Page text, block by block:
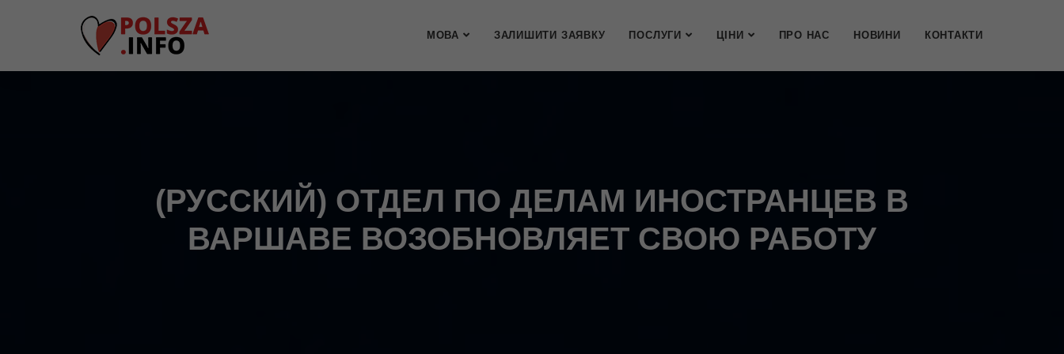
МОВА ЗАЛИШИТИ ЗАЯВКУ ПОСЛУГИ ЦІНИ ПРО НАС НОВИНИ КОНТАКТИ
(РУССКИЙ) ОТДЕЛ ПО ДЕЛАМ ИНОСТРАНЦЕВ В
ВАРШАВЕ ВОЗОБНОВЛЯЕТ СВОЮ РАБОТУ